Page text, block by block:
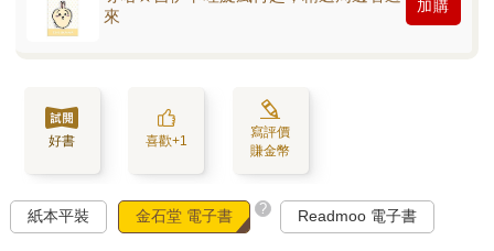
來
加購
好書 喜歡+1
寫評價
賺金幣
紙本平裝 金石堂 電子書 ? Readmoo 電子書